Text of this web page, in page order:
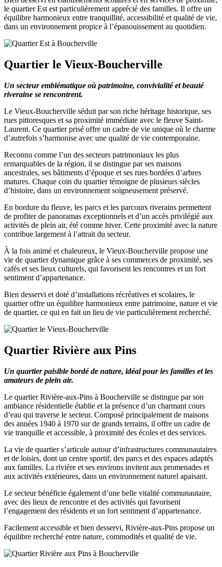
le quartier Est est particulièrement apprécié des familles. Il offre un
équilibre harmonieux entre tranquillité, accessibilité et qualité de vie,
dans un environnement propice à l’épanouissement au quotidien.
Quartier le Vieux-Boucherville
Un secteur emblématique où patrimoine, convivialité et beauté
riveraine se rencontrent.
Le Vieux-Boucherville séduit par son riche héritage historique, ses
rues pittoresques et sa proximité immédiate avec le fleuve Saint-
Laurent. Ce quartier prisé offre un cadre de vie unique où le charme
d’autrefois s’harmonise avec une qualité de vie contemporaine.
Reconnu comme l’un des secteurs patrimoniaux les plus
remarquables de la région, il se distingue par ses maisons
ancestrales, ses bâtiments d’époque et ses rues bordées d’arbres
matures. Chaque coin du quartier témoigne de plusieurs siècles
d’histoire, dans un environnement soigneusement préservé.
En bordure du fleuve, les parcs et les parcours riverains permettent
de profiter de panoramas exceptionnels et d’un accès privilégié aux
activités de plein air, été comme hiver. Cette proximité avec la nature
contribue largement à l’attrait du secteur.
À la fois animé et chaleureux, le Vieux-Boucherville propose une
vie de quartier dynamique grâce à ses commerces de proximité, ses
cafés et ses lieux culturels, qui favorisent les rencontres et un fort
sentiment d’appartenance.
Bien desservi et doté d’installations récréatives et scolaires, le
quartier offre un équilibre harmonieux entre patrimoine, nature et vie
de quartier, ce qui en fait un lieu de vie particulièrement recherché.
Quartier Rivière aux Pins
Un quartier paisible bordé de nature, idéal pour les familles et les
amateurs de plein air.
Le quartier Rivière-aux-Pins à Boucherville se distingue par son
ambiance résidentielle établie et la présence d’un charmant cours
d’eau qui traverse le secteur. Composé principalement de maisons
des années 1940 à 1970 sur de grands terrains, il offre un cadre de
vie tranquille et accessible, à proximité des écoles et des services.
La vie de quartier s’articule autour d’infrastructures communautaires
et de loisirs, dont un centre sportif, des parcs et des espaces adaptés
aux familles. La rivière et ses environs invitent aux promenades et
aux activités extérieures, dans un environnement naturel apaisant.
Le secteur bénéficie également d’une belle vitalité communautaire,
avec des lieux de rencontre et des activités qui favorisent
l’engagement des résidents et un fort sentiment d’appartenance.
Facilement accessible et bien desservi, Rivière-aux-Pins propose un
équilibre recherché entre nature, commodités et qualité de vie.